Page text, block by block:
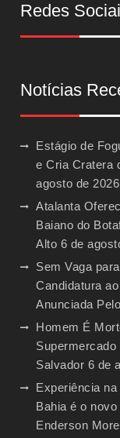
Redes
Notícias
Estágio de
e Cria Cratera
agosto de 2026
Atalanta
Baiano do
Alto 6 de
Sem Vaga
Candidatura
Anunciada
Homem É
Salvador 6 de
Experiência
Bahia é o
Enderson